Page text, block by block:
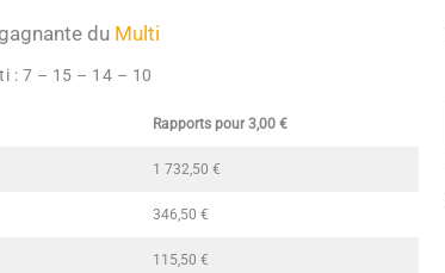
du Multi
: 7 – 15 – 14 – 10
Rapports pour 3,00 €
1 732,50 €
346,50 €
115,50 €